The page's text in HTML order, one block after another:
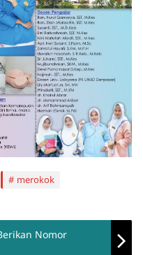
merokok
Nomor